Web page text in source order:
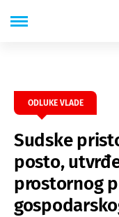
ODLUKE VLADE
Sudske
posto,
prostornog